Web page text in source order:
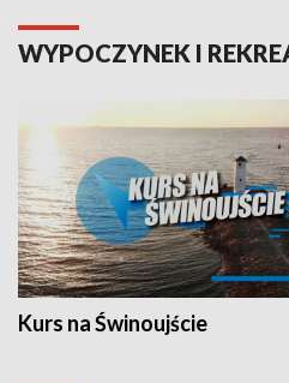
WYPOCZYNEK I
Kurs na Świnoujście